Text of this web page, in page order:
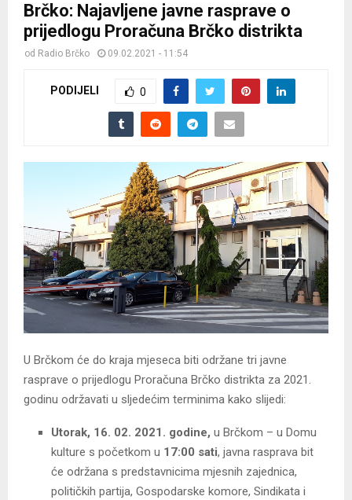
Brčko: Najavljene javne rasprave o
prijedlogu Proračuna Brčko distrikta
od Radio Brčko 09.02.2021 - 11:54
PODIJELI 0
U Brčkom će do kraja mjeseca biti održane tri javne
rasprave o prijedlogu Proračuna Brčko distrikta za 2021.
godinu održavati u sljedećim terminima kako slijedi:
Utorak, 16. 02. 2021. godine, u Brčkom – u Domu
kulture s početkom u 17:00 sati, javna rasprava bit
će održana s predstavnicima mjesnih zajednica,
političkih partija, Gospodarske komore, Sindikata i